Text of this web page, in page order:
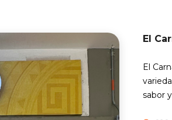
El
El
sabor